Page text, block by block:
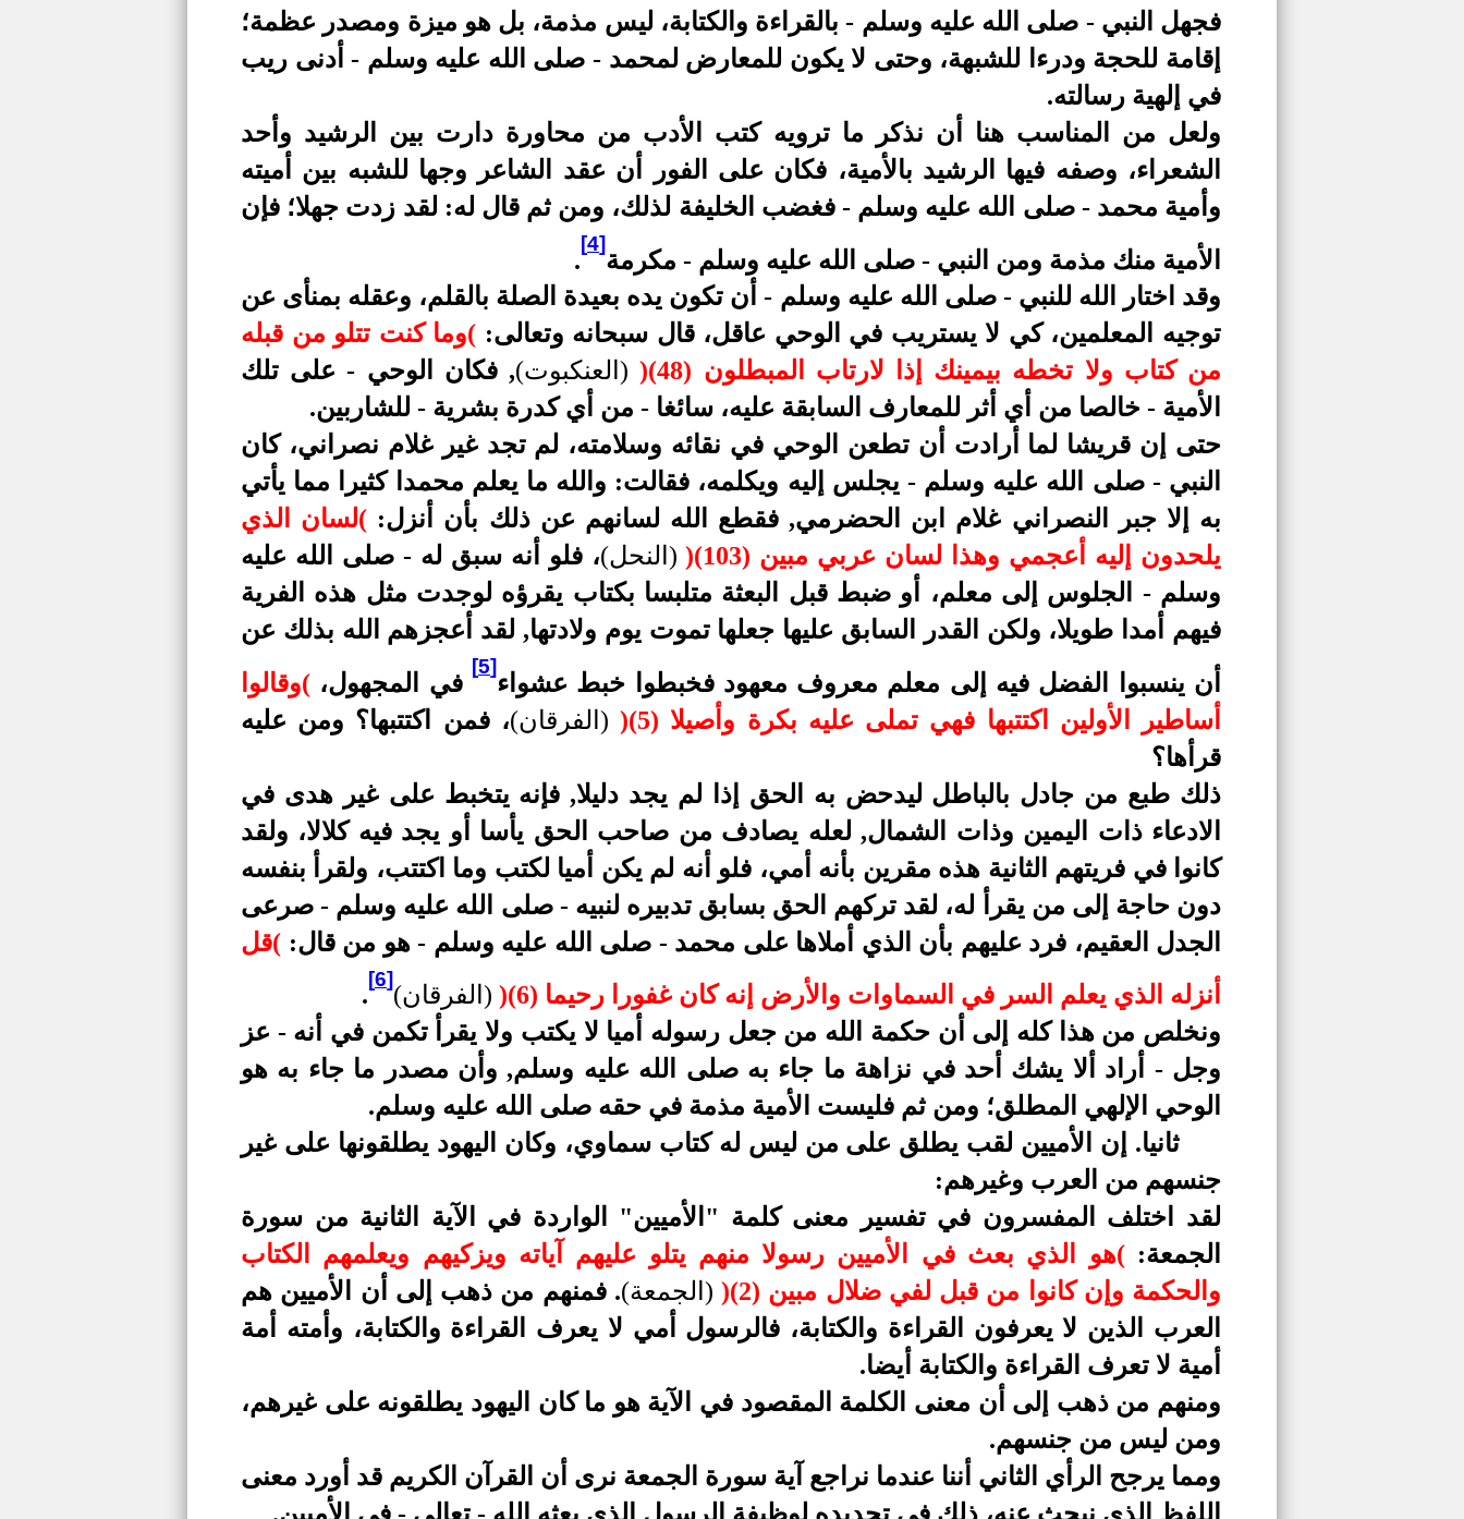
فجهل النبي - صلى الله عليه وسلم - بالقراءة والكتابة، ليس مذمة، بل هو ميزة ومصدر عظمة؛
إقامة للحجة ودرءا للشبهة، وحتى لا يكون للمعارض لمحمد - صلى الله عليه وسلم - أدنى ريب
في إلهية رسالته.
ولعل من المناسب هنا أن نذكر ما ترويه كتب الأدب من محاورة دارت بين الرشيد وأحد
الشعراء، وصفه فيها الرشيد بالأمية، فكان على الفور أن عقد الشاعر وجها للشبه بين أميته
وأمية محمد - صلى الله عليه وسلم - فغضب الخليفة لذلك، ومن ثم قال له: لقد زدت جهلا؛ فإن
الأمية منك مذمة ومن النبي - صلى الله عليه وسلم - مكرمة
[4]
.
وقد اختار الله للنبي - صلى الله عليه وسلم - أن تكون يده بعيدة الصلة بالقلم، وعقله بمنأى عن
توجيه المعلمين، كي لا يستريب في الوحي عاقل، قال سبحانه وتعالى: )وما كنت تتلو من قبله
من كتاب ولا تخطه بيمينك إذا لارتاب المبطلون (48)
((العنكبوت), فكان الوحي - على تلك
الأمية - خالصا من أي أثر للمعارف السابقة عليه، سائغا - من أي كدرة بشرية - للشاربين.
حتى إن قريشا لما أرادت أن تطعن الوحي في نقائه وسلامته، لم تجد غير غلام نصراني، كان
النبي - صلى الله عليه وسلم - يجلس إليه ويكلمه، فقالت: والله ما يعلم محمدا كثيرا مما يأتي
به إلا جبر النصراني غلام ابن الحضرمي, فقطع الله لسانهم عن ذلك بأن أنزل: )لسان الذي
يلحدون إليه أعجمي وهذا لسان عربي مبين (103)
( (النحل)، فلو أنه سبق له - صلى الله عليه
وسلم - الجلوس إلى معلم، أو ضبط قبل البعثة متلبسا بكتاب يقرؤه لوجدت مثل هذه الفرية
فيهم أمدا طويلا، ولكن القدر السابق عليها جعلها تموت يوم ولادتها, لقد أعجزهم الله بذلك عن
أن ينسبوا الفضل فيه إلى معلم معروف معهود فخبطوا خبط عشواء
[5]
في المجهول، )وقالوا
أساطير الأولين اكتتبها فهي تملى عليه بكرة وأصيلا (5)
((الفرقان)، فمن اكتتبها؟ ومن عليه
قرأها؟
ذلك طبع من جادل بالباطل ليدحض به الحق إذا لم يجد دليلا, فإنه يتخبط على غير هدى في
الادعاء ذات اليمين وذات الشمال, لعله يصادف من صاحب الحق يأسا أو يجد فيه كلالا، ولقد
كانوا في فريتهم الثانية هذه مقرين بأنه أمي، فلو أنه لم يكن أميا لكتب وما اكتتب، ولقرأ بنفسه
دون حاجة إلى من يقرأ له، لقد تركهم الحق بسابق تدبيره لنبيه - صلى الله عليه وسلم - صرعى
الجدل العقيم، فرد عليهم بأن الذي أملاها على محمد - صلى الله عليه وسلم - هو من قال: )قل
أنزله الذي يعلم السر في السماوات والأرض إنه كان غفورا رحيما (6)
( (الفرقان)
[6]
.
ونخلص من هذا كله إلى أن حكمة الله من جعل رسوله أميا لا يكتب ولا يقرأ تكمن في أنه - عز
وجل - أراد ألا يشك أحد في نزاهة ما جاء به صلى الله عليه وسلم, وأن مصدر ما جاء به هو
الوحي الإلهي المطلق؛ ومن ثم فليست الأمية مذمة في حقه صلى الله عليه وسلم.
ثانيا. إن الأميين لقب يطلق على من ليس له كتاب سماوي، وكان اليهود يطلقونها على غير
جنسهم من العرب وغيرهم:
لقد اختلف المفسرون في تفسير معنى كلمة "الأميين" الواردة في الآية الثانية من سورة
الجمعة:)هو الذي بعث في الأميين رسولا منهم يتلو عليهم آياته ويزكيهم ويعلمهم الكتاب
والحكمة وإن كانوا من قبل لفي ضلال مبين (2)
( (الجمعة). فمنهم من ذهب إلى أن الأميين هم
العرب الذين لا يعرفون القراءة والكتابة، فالرسول أمي لا يعرف القراءة والكتابة، وأمته أمة
أمية لا تعرف القراءة والكتابة أيضا.
ومنهم من ذهب إلى أن معنى الكلمة المقصود في الآية هو ما كان اليهود يطلقونه على غيرهم،
ومن ليس من جنسهم.
ومما يرجح الرأي الثاني أننا عندما نراجع آية سورة الجمعة نرى أن القرآن الكريم قد أورد معنى